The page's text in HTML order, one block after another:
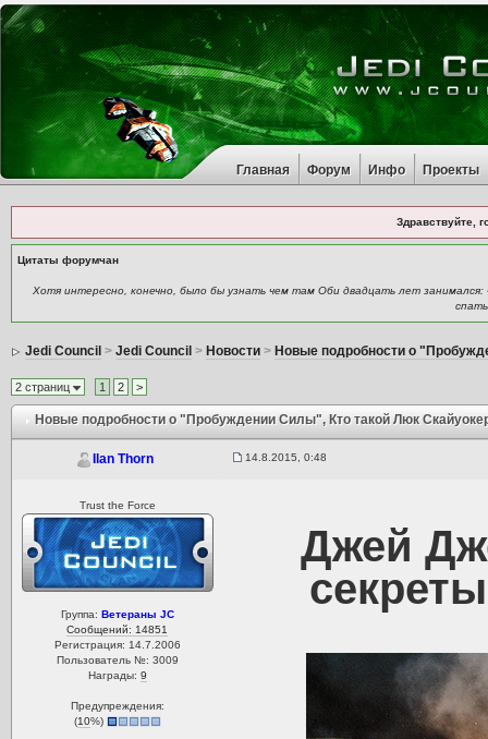
Главная Форум Инфо Проекты
Здравствуйте,
Цитаты форумчан
Хотя интересно, конечно, было бы узнать чем там Оби двадцать лет
Jedi Council > Jedi Council > Новости> Новые подробности о
2 страниц 1 2 >
Новые подробности о "Пробуждении Силы", Кто такой Люк
Ilan Thorn 14.8.2015, 0:48
Trust the Force
Группа: Ветераны JC
Сообщений: 14851
Регистрация: 14.7.2006
Пользователь №: 3009
Награды: 9
Предупреждения:
(10%)
Джей